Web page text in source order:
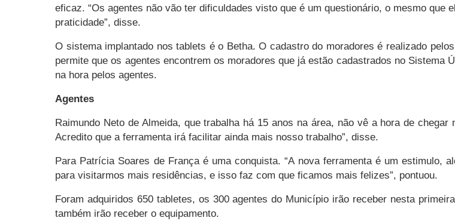
eficaz. “Os agentes não vão ter dificuldades visto que é um questionário, o mesmo
praticidade”, disse.
O sistema implantado nos tablets é o Betha. O cadastro do moradores é realizado
permite que os agentes encontrem os moradores que já estão cadastrados no
na hora pelos agentes.
Agentes
Raimundo Neto de Almeida, que trabalha há 15 anos na área, não vê a hora de
Acredito que a ferramenta irá facilitar ainda mais nosso trabalho”, disse.
Para Patrícia Soares de França é uma conquista. “A nova ferramenta é um estimulo,
para visitarmos mais residências, e isso faz com que ficamos mais felizes”, pontuou.
Foram adquiridos 650 tabletes, os 300 agentes do Município irão receber nesta
também irão receber o equipamento.